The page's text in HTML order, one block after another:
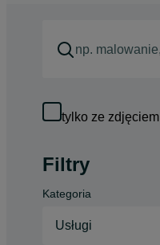
tylko ze zdjęciem
Filtry
Kategoria
Usługi